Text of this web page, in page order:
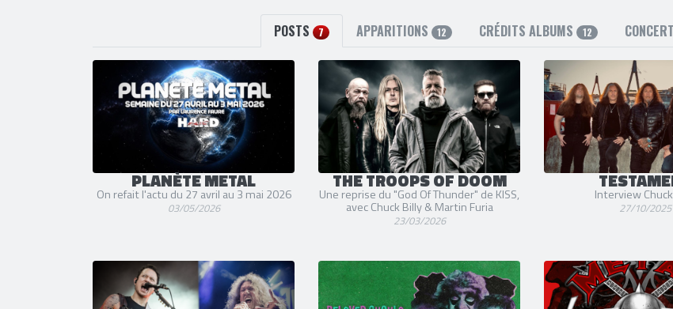
POSTS 7 APPARITIONS 12 CRÉDITS ALBUMS 12
PLANÈTE METAL
On refait l'actu du 27 avril au 3 mai 2026
03/05/2026
THE TROOPS OF DOOM
Une reprise du "God Of Thunder" de KISS,
avec Chuck Billy & Martin Furia
23/03/2026
Interview
27/10/2025